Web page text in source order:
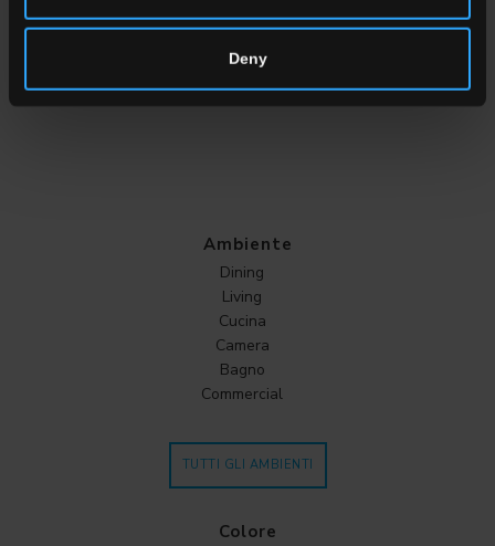
Deny
Applicazione
Outdoor
Ambiente
Dining
Living
Cucina
Camera
Bagno
Commercial
TUTTI GLI AMBIENTI
Colore